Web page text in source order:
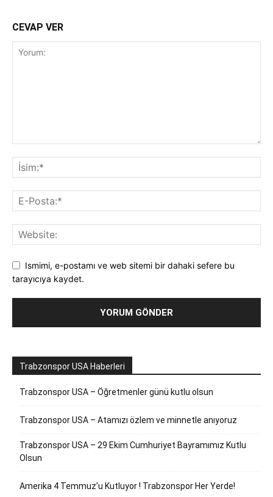
CEVAP VER
Ismimi, e-postamı ve web sitemi bir dahaki sefere bu
tarayıcıya kaydet.
Trabzonspor USA Haberleri
Trabzonspor USA – Öğretmenler günü kutlu olsun
Trabzonspor USA – Atamızı özlem ve minnetle anıyoruz
Trabzonspor USA – 29 Ekim Cumhuriyet Bayramımız Kutlu
Olsun
Amerika 4 Temmuz’u Kutluyor ! Trabzonspor Her Yerde!